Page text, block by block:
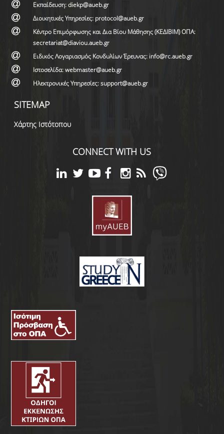
Εκπαίδευση: diekp@aueb.gr
Διοικητικές Υπηρεσίες: protocol@aueb.gr
Κέντρο Επιμόρφωσης και Δια Βίου Μάθησης (ΚΕΔΙΒΙΜ) ΟΠΑ:
secretariat@diaviou.aueb.gr
Ειδικός Λογαριασμός Κονδυλίων Έρευνας: info@rc.aueb.gr
Ιστοσελίδα: webmaster@aueb.gr
Ηλεκτρονικές Υπηρεσίες: support@aueb.gr
SITEMAP
Χάρτης Ιστότοπου
CONNECT WITH US